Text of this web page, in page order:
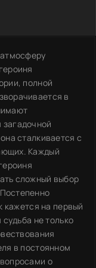
полной
в
сталкивается с
Каждый
сложный выбор
кажется на первый
не только
в постоянном
о